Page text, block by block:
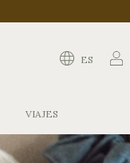
ES
VIAJES